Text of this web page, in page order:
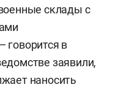
склады с
говорится в
заявили,
наносить